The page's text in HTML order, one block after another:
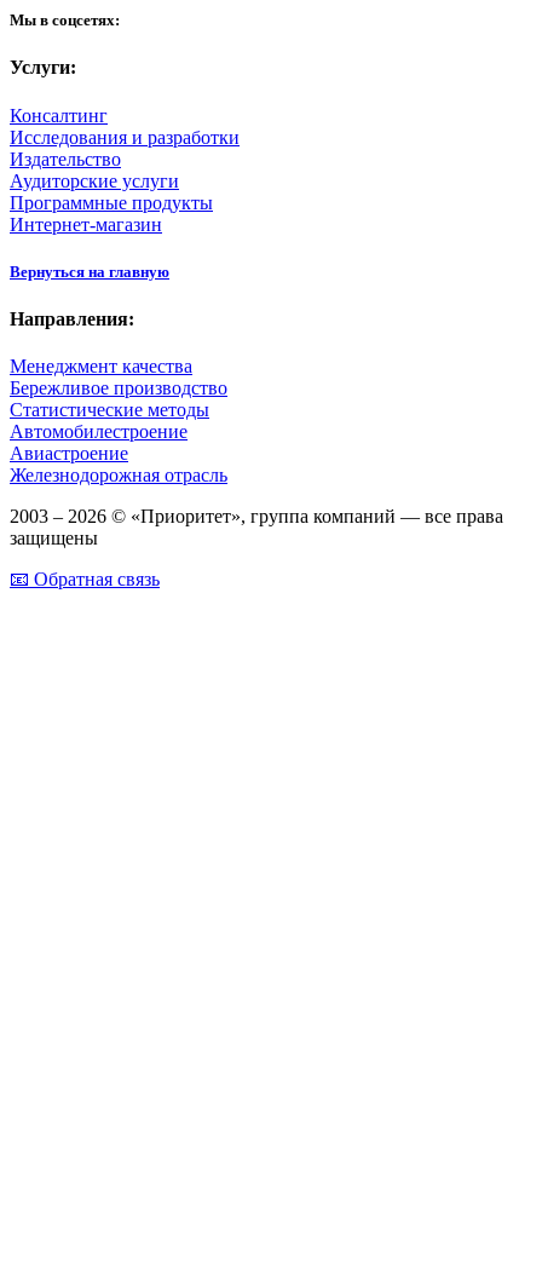
Мы в соцсетях:
Услуги:
Консалтинг
Исследования и разработки
Издательство
Аудиторские услуги
Программные продукты
Интернет-магазин
Вернуться на главную
Направления:
Менеджмент качества
Бережливое производство
Статистические методы
Автомобилестроение
Авиастроение
Железнодорожная отрасль
2003 – 2026 © «Приоритет», группа компаний — все права
защищены
📧 Обратная связь